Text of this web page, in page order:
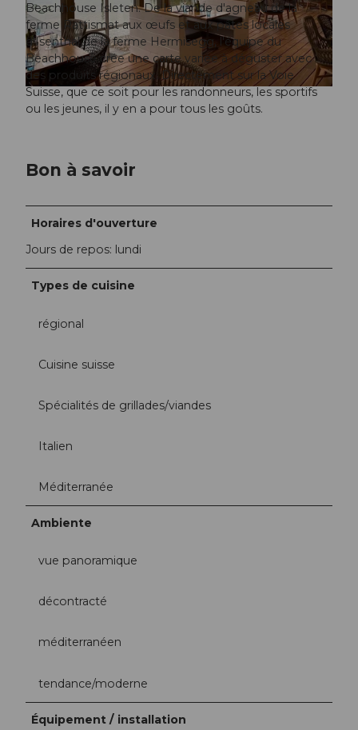
© Nidwalden Tourismus, Dominik Schawalder |CC-BY
Beachhouse Isleten. De la viande d'agneau de la
ferme Rattismat aux œufs et aux pâtes locales
d'Isenthal de la ferme Hermisegg, l'équipe du
Beachhouse crée une carte variée à déguster avec
des produits régionaux. Directement sur la Voie
Suisse, que ce soit pour les randonneurs, les sportifs
ou les jeunes, il y en a pour tous les goûts.
Bon à savoir
Horaires d'ouverture
Jours de repos: lundi
Types de cuisine
régional
Cuisine suisse
Spécialités de grillades/viandes
Italien
Méditerranée
Ambiente
vue panoramique
décontracté
méditerranéen
tendance/moderne
Équipement / installation